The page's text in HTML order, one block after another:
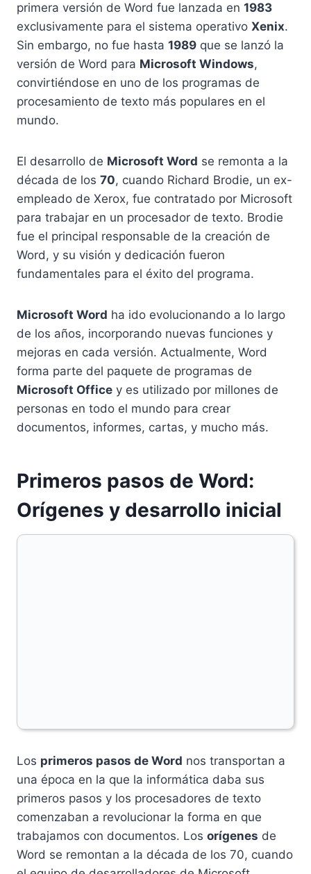
primera versión de Word fue lanzada en 1983
exclusivamente para el sistema operativo Xenix.
Sin embargo, no fue hasta 1989 que se lanzó la
versión de Word para Microsoft Windows,
convirtiéndose en uno de los programas de
procesamiento de texto más populares en el
mundo.
El desarrollo de Microsoft Word se remonta a la
década de los 70, cuando Richard Brodie, un ex-
empleado de Xerox, fue contratado por Microsoft
para trabajar en un procesador de texto. Brodie
fue el principal responsable de la creación de
Word, y su visión y dedicación fueron
fundamentales para el éxito del programa.
Microsoft Word ha ido evolucionando a lo largo
de los años, incorporando nuevas funciones y
mejoras en cada versión. Actualmente, Word
forma parte del paquete de programas de
Microsoft Office y es utilizado por millones de
personas en todo el mundo para crear
documentos, informes, cartas, y mucho más.
Primeros pasos de Word:
Orígenes y desarrollo inicial
Los primeros pasos de Word nos transportan a
una época en la que la informática daba sus
primeros pasos y los procesadores de texto
comenzaban a revolucionar la forma en que
trabajamos con documentos. Los orígenes de
Word se remontan a la década de los 70, cuando